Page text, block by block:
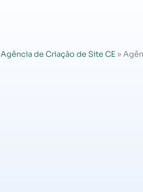
Agência de Criação de Site CE »